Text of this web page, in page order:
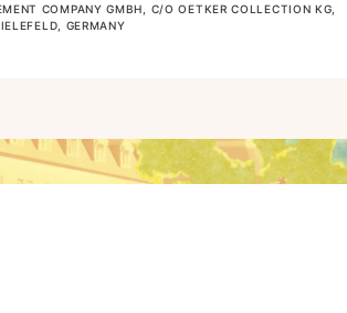
COMPANY GMBH, C/O OETKER COLLECTION KG,
GERMANY